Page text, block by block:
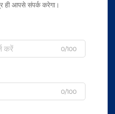
ही आपसे संपर्क करेगा।
0/100
0/100